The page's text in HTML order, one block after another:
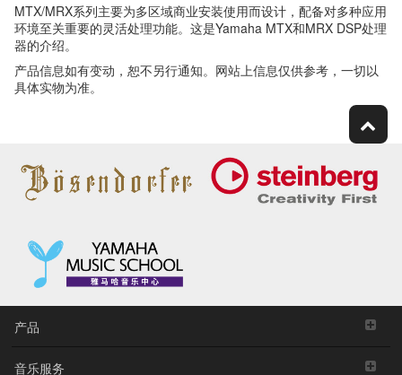
MTX/MRX系列主要为多区域商业安装使用而设计，配备对多种应用
环境至关重要的灵活处理功能。这是Yamaha MTX和MRX DSP处理
器的介绍。
产品信息如有变动，恕不另行通知。网站上信息仅供参考，一切以
具体实物为准。
产品
音乐服务